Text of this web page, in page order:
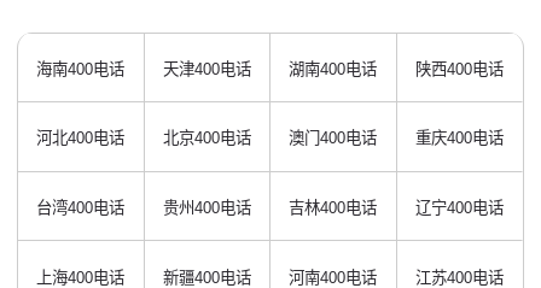
海南400电话 天津400电话 湖南400电话 陕西400电话
河北400电话 北京400电话 澳门400电话 重庆400电话
台湾400电话 贵州400电话 吉林400电话 辽宁400电话
上海400电话 新疆400电话 河南400电话 江苏400电话